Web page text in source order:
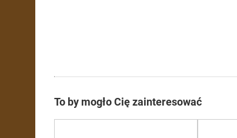
To by mogło Cię zainteresować